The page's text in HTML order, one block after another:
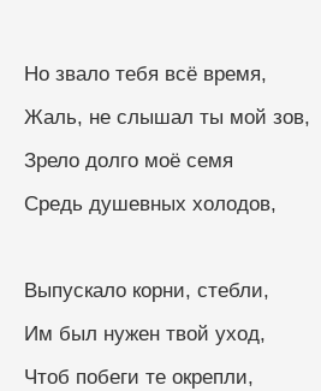
Но звало тебя всё время,
Жаль, не слышал ты мой зов,
Зрело долго моё семя
Средь душевных холодов,
Выпускало корни, стебли,
Им был нужен твой уход,
Чтоб побеги те окрепли,